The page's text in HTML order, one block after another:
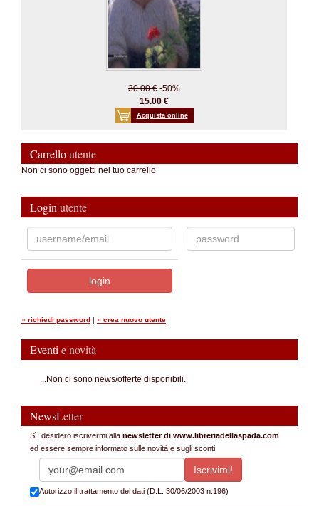
30.00 € -50%
15.00 €
Acquista online
Carrelloutente
Non ci sono oggetti nel tuo carrello
Login utente
» richiedi password | » crea nuovo utente
Eventi e novità
...Non ci sono news/offerte disponibili.
NewsLetter
Sì, desidero iscrivermi alla newsletter di www.libreriadellaspada.com
ed essere sempre informato sulle novità e sugli sconti.
Autorizzo il trattamento dei dati (D.L. 30/06/2003 n.196)